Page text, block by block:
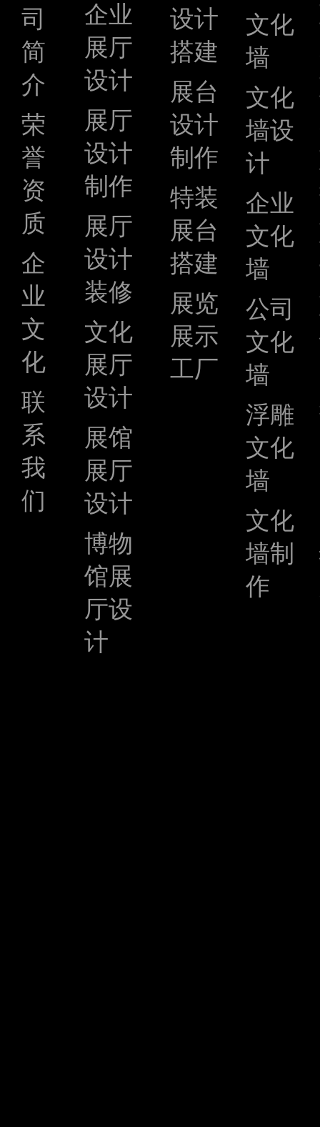
司
简
介
荣
誉
资
质
企
业
文
化
联
系
我
们
企业
展厅
设计
展厅
设计
制作
展厅
设计
装修
文化
展厅
设计
展馆
展厅
设计
博物
馆展
厅设
计
设计
搭建
展台
设计
制作
特装
展台
搭建
展览
展示
工厂
文化
墙
文化
墙设
计
企业
文化
墙
公司
文化
墙
浮雕
文化
墙
文化
墙制
作